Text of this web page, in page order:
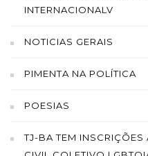
INTERNACIONALV
NOTICIAS GERAIS
PIMENTA NA POLÍTICA
POESIAS
TJ-BA TEM INSCRIÇÕES